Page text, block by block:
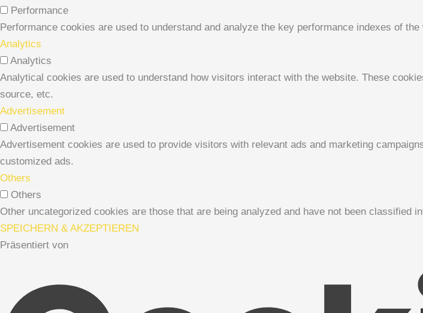
Performance
Performance cookies are used to understand and analyze the key performance indexes of
Analytics
Analytics
Analytical cookies are used to understand how visitors interact with the website. These
source, etc.
Advertisement
Advertisement
Advertisement cookies are used to provide visitors with relevant ads and marketing
customized ads.
Others
Others
Other uncategorized cookies are those that are being analyzed and have not been classified
SPEICHERN & AKZEPTIEREN
Präsentiert von